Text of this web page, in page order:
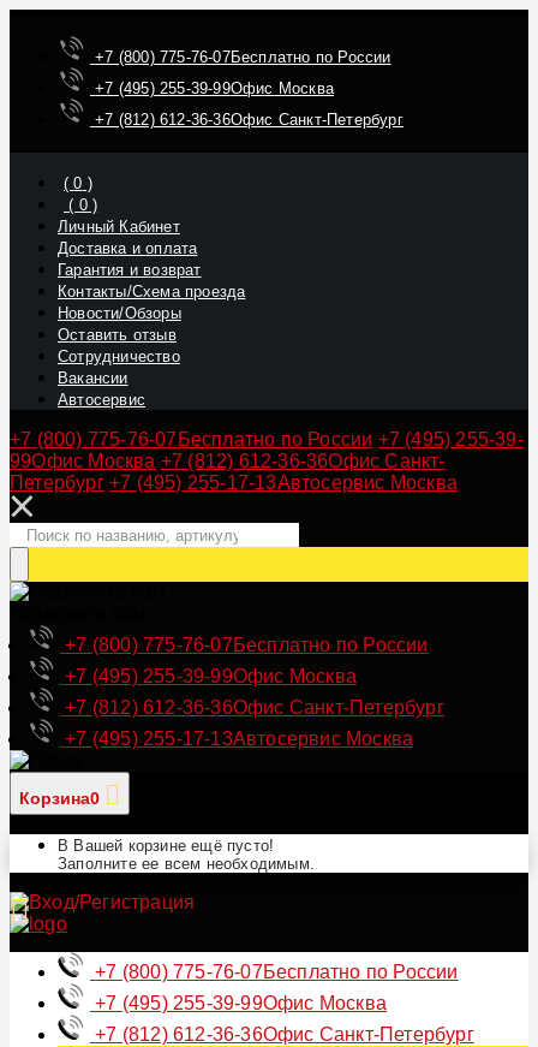
+7 (800) 775-76-07Бесплатно по России
+7 (495) 255-39-99Офис Москва
+7 (812) 612-36-36Офис Санкт-Петербург
(0 )
( 0)
Личный Кабинет
Доставка и оплата
Гарантия и возврат
Контакты/Схема проезда
Новости/Обзоры
Оставить отзыв
Сотрудничество
Вакансии
Автосервис
+7 (800) 775-76-07 Бесплатно по России +7 (495) 255-39-
99Офис Москва +7 (812) 612-36-36Офис Санкт-
Петербург +7 (495) 255-17-13Автосервис Москва
+7 (800) 775-76-07Бесплатно по России
+7 (495) 255-39-99Офис Москва
+7 (812) 612-36-36Офис Санкт-Петербург
+7 (495) 255-17-13Автосервис Москва
Корзина0
В Вашей корзине ещё пусто!
Заполните ее всем необходимым.
+7 (800) 775-76-07Бесплатно по России
+7 (495) 255-39-99Офис Москва
+7 (812) 612-36-36Офис Санкт-Петербург